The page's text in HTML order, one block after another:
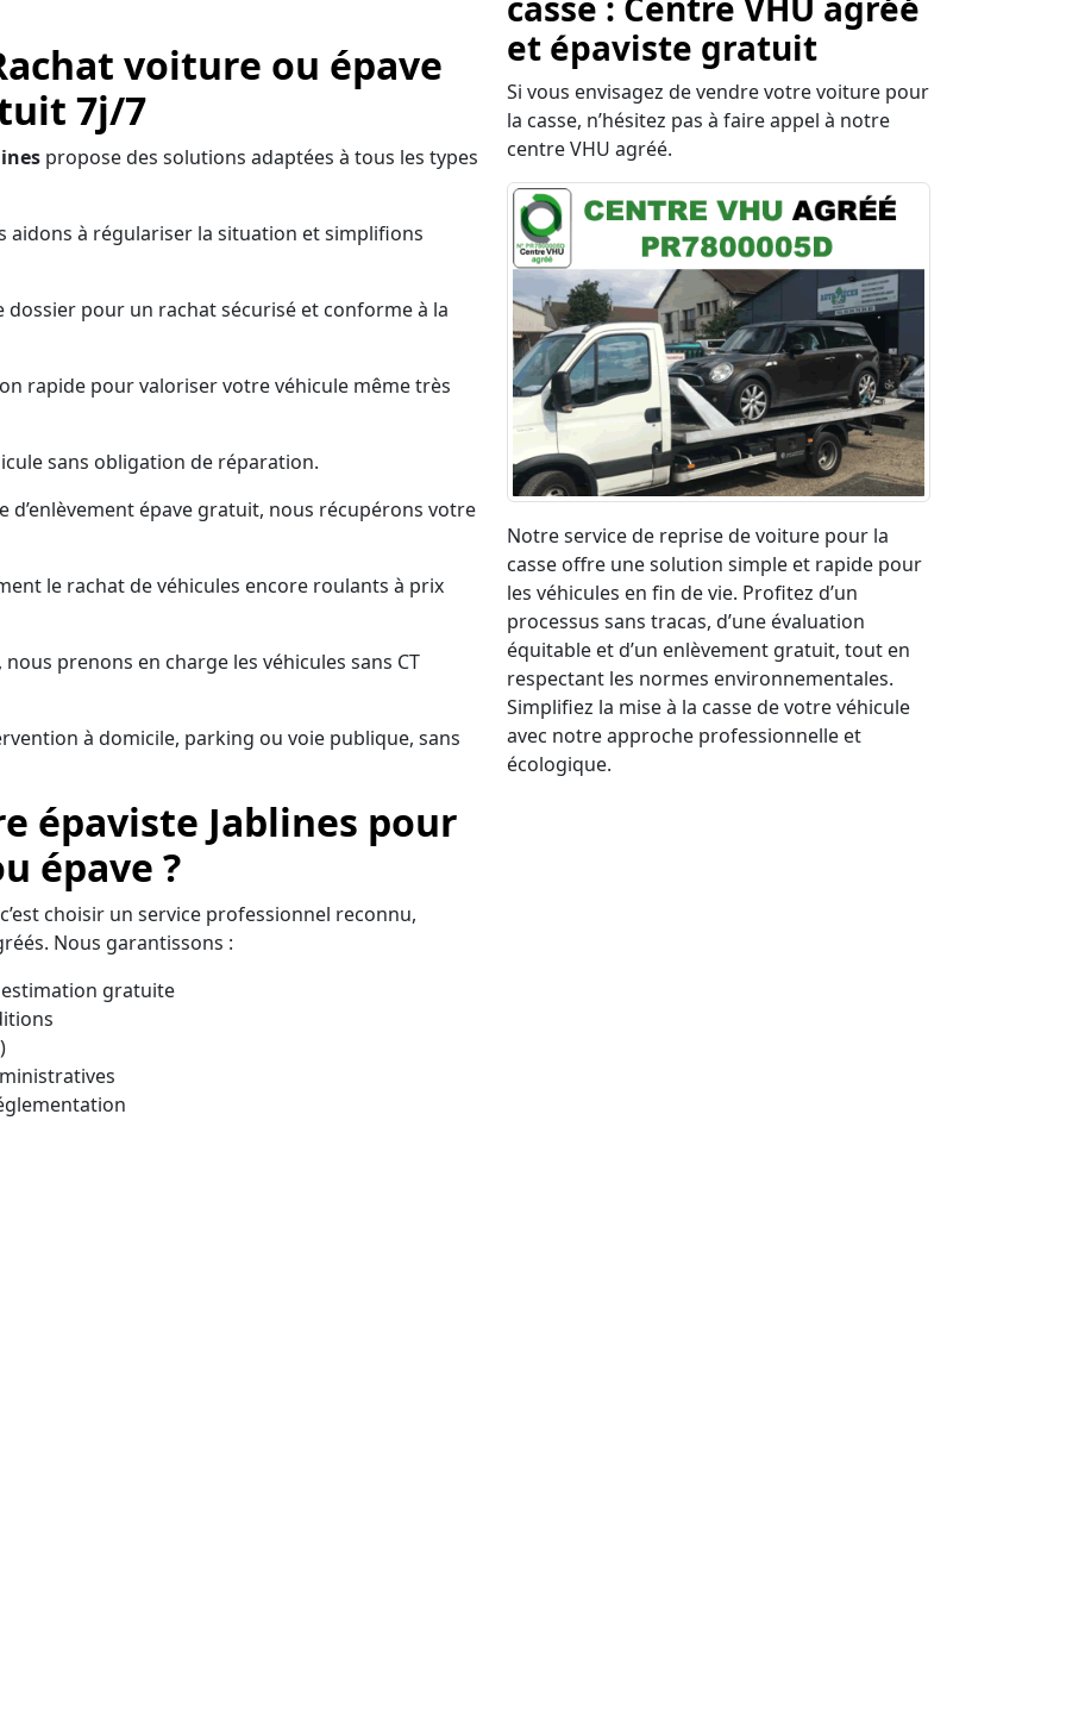
voiture ou épave
7j/7
propose des solutions adaptées à tous les types
aidons à régulariser la situation et simplifions
pour un rachat sécurisé et conforme à la
rapide pour valoriser votre véhicule même très
sans obligation de réparation.
d’enlèvement épave gratuit, nous récupérons votre
le rachat de véhicules encore roulants à prix
prenons en charge les véhicules sans CT
à domicile, parking ou voie publique, sans
épaviste Jablines pour
épave ?
choisir un service professionnel reconnu,
Nous garantissons :
gratuite
et épaviste gratuit
Si vous envisagez de vendre votre voiture pour
la casse, n’hésitez pas à faire appel à notre
centre VHU agréé.
Notre service de reprise de voiture pour la
casse offre une solution simple et rapide pour
les véhicules en fin de vie. Profitez d’un
processus sans tracas, d’une évaluation
équitable et d’un enlèvement gratuit, tout en
respectant les normes environnementales.
Simplifiez la mise à la casse de votre véhicule
avec notre approche professionnelle et
écologique.